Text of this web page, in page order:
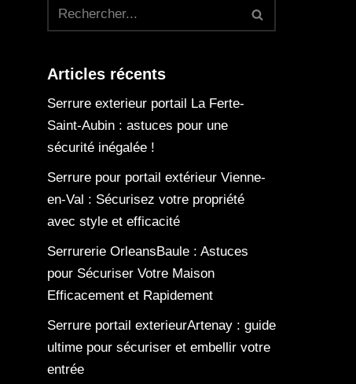
Articles récents
Serrure exterieur portail La Ferte-
Saint-Aubin : astuces pour une
sécurité inégalée !
Serrure pour portail extérieur Vienne-
en-Val : Sécurisez votre propriété
avec style et efficacité
Serrurerie OrleansBaule : Astuces
pour Sécuriser Votre Maison
Efficacement et Rapidement
Serrure portail exterieurArtenay : guide
ultime pour sécuriser et embellir votre
entrée